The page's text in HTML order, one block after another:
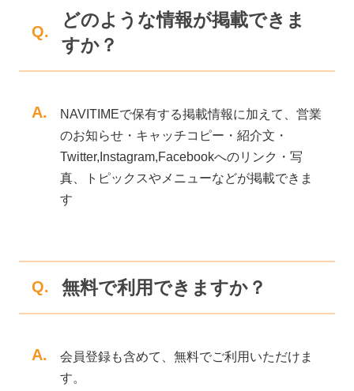
Q.
どのような情報が掲載できま
すか？
A.
NAVITIMEで保有する掲載情報に加えて、営業
のお知らせ・キャッチコピー・紹介文・
Twitter,Instagram,Facebookへのリンク・写
真、トピックスやメニューなどが掲載できま
す
Q. 無料で利用できますか？
A.
会員登録も含めて、無料でご利用いただけま
す。